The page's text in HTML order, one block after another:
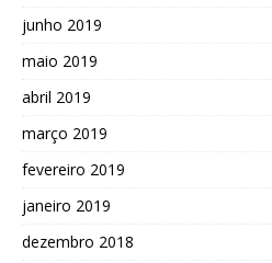
junho 2019
maio 2019
abril 2019
março 2019
fevereiro 2019
janeiro 2019
dezembro 2018